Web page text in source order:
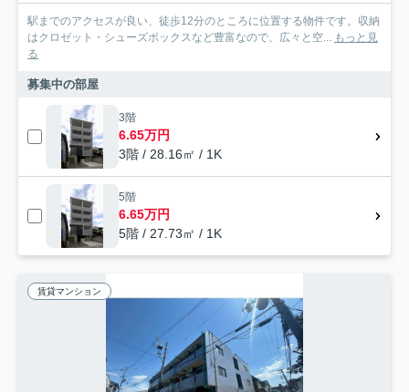
駅までのアクセスが良い、徒歩12分のところに位置する物件です。収納
はクロゼット・シューズボックスなど豊富なので、広々と空... もっと見
る
募集中の部屋
3階
6.65万円
3階 / 28.16㎡ / 1K
5階
6.65万円
5階 / 27.73㎡ / 1K
賃貸マンション